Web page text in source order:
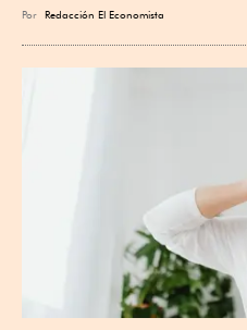
Por Redacción El Economista